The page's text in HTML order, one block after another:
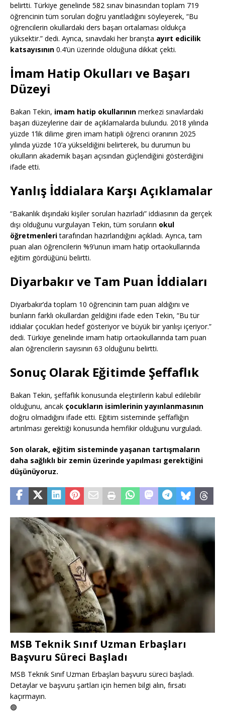
belirtti. Türkiye genelinde 582 sınav binasından toplam 719
öğrencinin tüm soruları doğru yanıtladığını söyleyerek, “Bu
öğrencilerin okullardaki ders başarı ortalaması oldukça
yüksektir.” dedi. Ayrıca, sınavdaki her branşta ayırt edicilik
katsayısının 0.4’ün üzerinde olduğuna dikkat çekti.
İmam Hatip Okulları ve Başarı
Düzeyi
Bakan Tekin, imam hatip okullarının merkezi sınavlardaki
başarı düzeylerine dair de açıklamalarda bulundu. 2018 yılında
yüzde 1’lik dilime giren imam hatipli öğrenci oranının 2025
yılında yüzde 10’a yükseldiğini belirterek, bu durumun bu
okulların akademik başarı açısından güçlendiğini gösterdiğini
ifade etti.
Yanlış İddialara Karşı Açıklamalar
“Bakanlık dışındaki kişiler soruları hazırladı” iddiasının da gerçek
dışı olduğunu vurgulayan Tekin, tüm soruların okul
öğretmenleritarafından hazırlandığını açıkladı. Ayrıca, tam
puan alan öğrencilerin %9’unun imam hatip ortaokullarında
eğitim gördüğünü belirtti.
Diyarbakır ve Tam Puan İddiaları
Diyarbakır’da toplam 10 öğrencinin tam puan aldığını ve
bunların farklı okullardan geldiğini ifade eden Tekin, “Bu tür
iddialar çocukları hedef gösteriyor ve büyük bir yanlışı içeriyor.”
dedi. Türkiye genelinde imam hatip ortaokullarında tam puan
alan öğrencilerin sayısının 63 olduğunu belirtti.
Sonuç Olarak Eğitimde Şeffaflık
Bakan Tekin, şeffaflık konusunda eleştirilerin kabul edilebilir
olduğunu, ancak çocukların isimlerinin yayınlanmasının
doğru olmadığını ifade etti. Eğitim sisteminde şeffaflığın
artırılması gerektiği konusunda hemfikir olduğunu vurguladı.
Son olarak, eğitim sisteminde yaşanan tartışmaların
daha sağlıklı bir zemin üzerinde yapılması gerektiğini
düşünüyoruz.
MSB Teknik Sınıf Uzman Erbaşları
Başvuru Süreci Başladı
MSB Teknik Sınıf Uzman Erbaşları başvuru süreci başladı.
Detaylar ve başvuru şartları için hemen bilgi alın, fırsatı
kaçırmayın.
🟢